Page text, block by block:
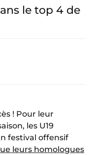
le top 4 de
! Pour leur
les U19
festival offensif
leurs homologues